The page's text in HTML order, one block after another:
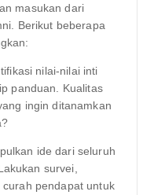
masukan dari
Berikut beberapa
nilai-nilai inti
panduan. Kualitas
ingin ditanamkan
ide dari seluruh
survei,
pendapat untuk